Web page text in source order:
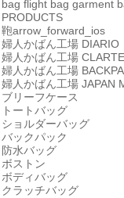
bag flight bag garment
PRODUCTS
鞄arrow_forward_ios
婦人かばん工場 DIARIO
婦人かばん工場 CLARTE
婦人かばん工場
婦人かばん工場 JAPAN
ブリーフケース
トートバッグ
ショルダーバッグ
バックパック
防水バッグ
ボストン
ボディバッグ
クラッチバッグ